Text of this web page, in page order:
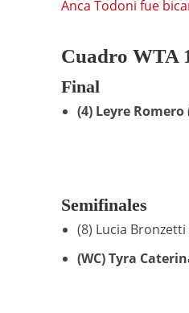
Anca Todoni fue
Cuadro WTA
Final
(4) Leyre Romero
Semifinales
(8) Lucia Bronzetti
(WC) Tyra